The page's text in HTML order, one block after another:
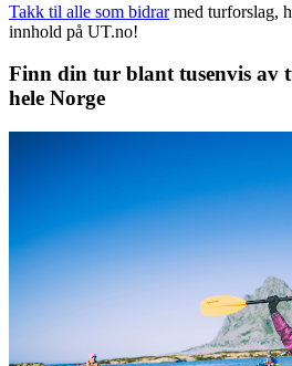
Takk til alle som bidrar med turforslag,
innhold på UT.no!
Finn din tur blant tusenvis av
hele Norge